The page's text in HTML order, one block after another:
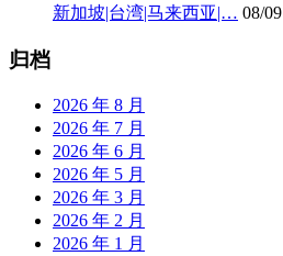
新加坡|台湾|马来西亚|… 08/09
归档
2026 年 8 月
2026 年 7 月
2026 年 6 月
2026 年 5 月
2026 年 3 月
2026 年 2 月
2026 年 1 月